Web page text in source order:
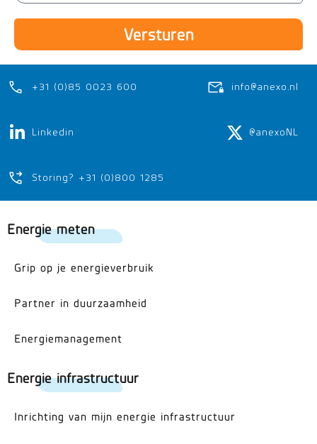
Versturen
+31 (0)85 0023 600 info@anexo.nl
Linkedin @anexoNL
Storing? +31 (0)800 1285
Energie meten
Grip op je energieverbruik
Partner in duurzaamheid
Energiemanagement
Energie infrastructuur
Inrichting van mijn energie infrastructuur